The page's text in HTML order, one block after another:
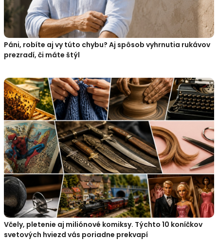
Páni, robíte aj vy túto chybu? Aj spôsob vyhrnutia rukávov
prezradí, či máte štýl
Včely, pletenie aj miliónové komiksy. Týchto 10 koníčkov
svetových hviezd vás poriadne prekvapí